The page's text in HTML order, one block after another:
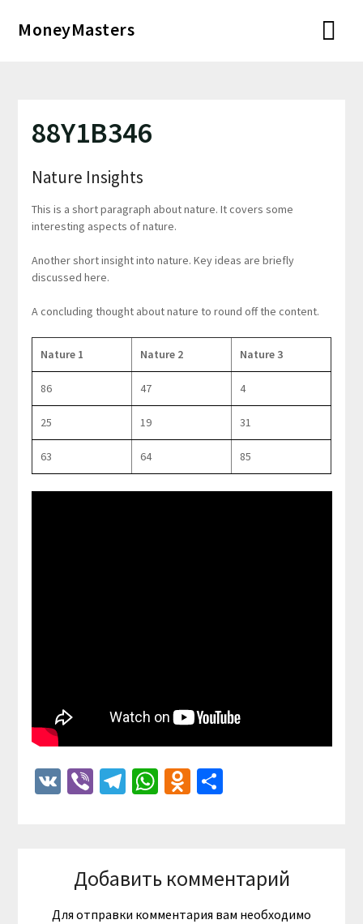
MoneyMasters
88Y1B346
Nature Insights
This is a short paragraph about nature. It covers some
interesting aspects of nature.
Another short insight into nature. Key ideas are briefly
discussed here.
A concluding thought about nature to round off the content.
Nature 1 Nature 2 Nature 3
86 47 4
25 19 31
63 64 85
VKViberTelegram
WhatsApp
Odnoklassniki
Отправить
Добавить комментарий
Для отправки комментария вам необходимо